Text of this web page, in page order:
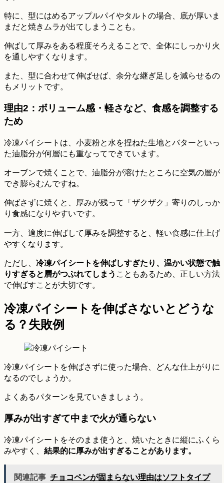
特に、型にはめるアップルパイやタルトの場合、底が厚いま
まだと焼きムラが出てしまうことも。
伸ばして厚みをある程度そろえることで、全体にしっかり火
を通しやすくなります。
また、型に合わせて伸ばせば、余分な継ぎ足しを減らせるの
もメリットです。
理由2：ボリューム感・軽さなど、食感を調整する
ため
冷凍パイシートは、小麦粉と水を捏ねた生地とバターといっ
た油脂分が何層にも重なってできています。
オーブンで焼くことで、油脂分が溶けたところに空気の層が
でき膨らむんですね。
伸ばさずに焼くと、厚みが残って「ザクザク」寄りのしっか
り食感になりやすいです。
一方、適度に伸ばして厚みを調整すると、軽い食感に仕上げ
やすくなります。
ただし、 冷凍パイシートを伸ばしすぎたり、温かい状態で触
りすぎると層がつぶれてしまう こともあるため、正しい方法
で伸ばすことが大切です。
冷凍パイシートを伸ばさないとどうな
る？失敗例
冷凍パイシートを伸ばさずに使った場合、どんな仕上がりに
なるのでしょうか。
よくあるパターンを見ていきましょう。
厚みが出すぎて中まで火が通らない
冷凍パイシートをそのまま使うと、焼いたときに縦にふくら
みやすく、 結果的に厚みが出すぎることがあります。
関連記事 チョコペンが固まらない理由はソフトタイプ